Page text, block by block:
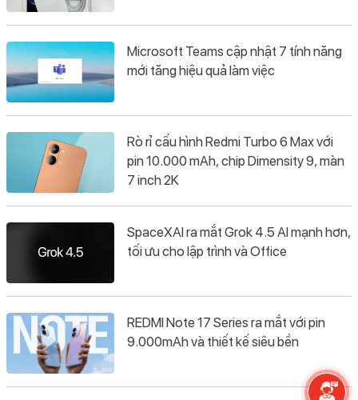
Microsoft Teams cập nhật 7 tính năng
mới tăng hiệu quả làm việc
Rò rỉ cấu hình Redmi Turbo 6 Max với
pin 10.000 mAh, chip Dimensity 9, màn
7 inch 2K
SpaceXAI ra mắt Grok 4.5 AI mạnh hơn,
tối ưu cho lập trình và Office
REDMI Note 17 Series ra mắt với pin
9.000mAh và thiết kế siêu bền